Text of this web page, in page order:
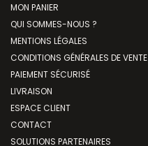
MON PANIER
QUI SOMMES-NOUS ?
MENTIONS LÉGALES
CONDITIONS GÉNÉRALES DE VENTE
PAIEMENT SÉCURISÉ
LIVRAISON
ESPACE CLIENT
CONTACT
SOLUTIONS PARTENAIRES